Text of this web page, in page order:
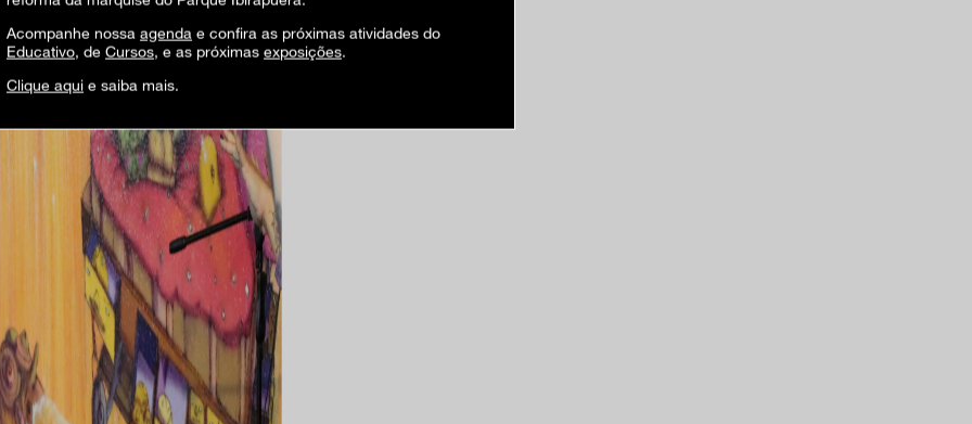
Acompanhe nossa agenda e confira as próximas atividades do
Educativo, de Cursos, e as próximas exposições.
Clique aqui e saiba mais.